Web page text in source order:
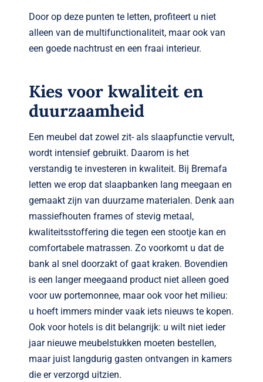
Door op deze punten te letten, profiteert u niet
alleen van de multifunctionaliteit, maar ook van
een goede nachtrust en een fraai interieur.
Kies voor kwaliteit en
duurzaamheid
Een meubel dat zowel zit- als slaapfunctie vervult,
wordt intensief gebruikt. Daarom is het
verstandig te investeren in kwaliteit. Bij Bremafa
letten we erop dat slaapbanken lang meegaan en
gemaakt zijn van duurzame materialen. Denk aan
massiefhouten frames of stevig metaal,
kwaliteitsstoffering die tegen een stootje kan en
comfortabele matrassen. Zo voorkomt u dat de
bank al snel doorzakt of gaat kraken. Bovendien
is een langer meegaand product niet alleen goed
voor uw portemonnee, maar ook voor het milieu:
u hoeft immers minder vaak iets nieuws te kopen.
Ook voor hotels is dit belangrijk: u wilt niet ieder
jaar nieuwe meubelstukken moeten bestellen,
maar juist langdurig gasten ontvangen in kamers
die er verzorgd uitzien.